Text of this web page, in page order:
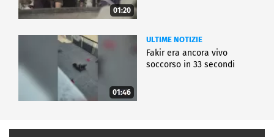
01:20
01:46
ULTIME NOTIZIE
Fakir era ancora vivo
soccorso in 33 secondi